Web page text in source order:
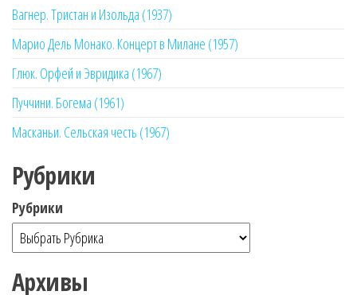
Вагнер. Тристан и Изольда (1937)
Марио Дель Монако. Концерт в Милане (1957)
Глюк. Орфей и Эвридика (1967)
Пуччини. Богема (1961)
Масканьи. Сельская честь (1967)
Рубрики
Рубрики
Архивы